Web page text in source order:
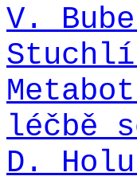
V.
léčbě
D.